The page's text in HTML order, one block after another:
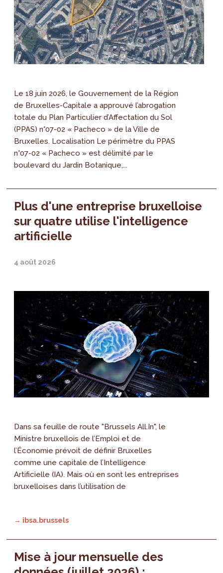
Le 18 juin 2026, le Gouvernement de la Région
de Bruxelles-Capitale a approuvé l’abrogation
totale du Plan Particulier d’Affectation du Sol
(PPAS) n°07-02 « Pacheco » de la Ville de
Bruxelles. Localisation Le périmètre du PPAS
n°07-02 « Pacheco » est délimité par le
boulevard du Jardin Botanique,...
Plus d'une entreprise bruxelloise
sur quatre utilise l'intelligence
artificielle
4 août 2026
Dans sa feuille de route "Brussels All.In", le
Ministre bruxellois de l’Emploi et de
l’Économie prévoit de définir Bruxelles
comme une capitale de l’Intelligence
Artificielle (IA). Mais où en sont les entreprises
bruxelloises dans l’utilisation de
→ ibsa.brussels
Mise à jour mensuelle des